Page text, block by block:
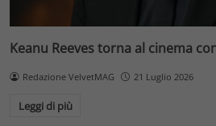
Keanu Reeves torna al cinema
Redazione VelvetMAG 21 Luglio 2026
Leggi di più